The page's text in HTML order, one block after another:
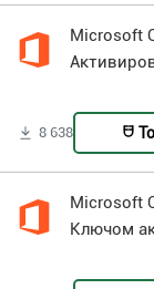
Microsoft
8 638
Microsoft
Ключом